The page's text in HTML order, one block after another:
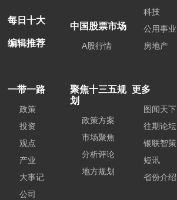
每日十大
编辑推荐
中国股票市场
A股行情
科技
公用事业
房地产
一带一路
政策
投资
观点
产业
大事记
公司
聚焦十三五规
划
政策方案
市场聚焦
分析评论
地方规划
更多
图闻天下
往期论坛
银联智策
短讯
省份介绍